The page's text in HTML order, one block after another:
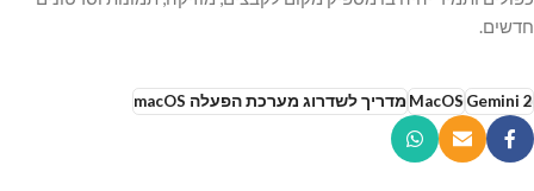
חדשים.
Gemini 2
MacOSמדריך לשדרוג מערכת הפעלה macOS